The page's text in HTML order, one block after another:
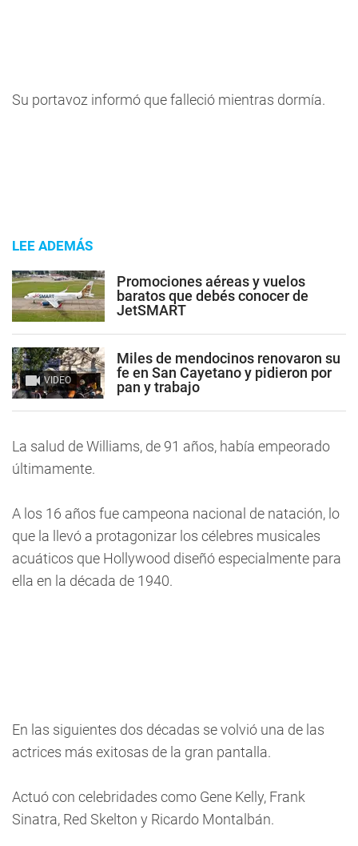
Su portavoz informó que falleció mientras dormía.
LEE ADEMÁS
Promociones aéreas y vuelos
baratos que debés conocer de
JetSMART
VIDEO
Miles de mendocinos renovaron su
fe en San Cayetano y pidieron por
pan y trabajo
La salud de Williams, de 91 años, había empeorado
últimamente.
A los 16 años fue campeona nacional de natación, lo
que la llevó a protagonizar los célebres musicales
acuáticos que Hollywood diseñó especialmente para
ella en la década de 1940.
En las siguientes dos décadas se volvió una de las
actrices más exitosas de la gran pantalla.
Actuó con celebridades como Gene Kelly, Frank
Sinatra, Red Skelton y Ricardo Montalbán.